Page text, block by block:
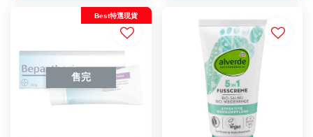
售完
Best特選現貨